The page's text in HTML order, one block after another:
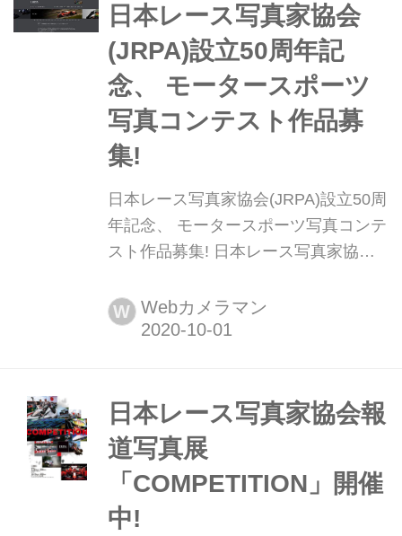
日本レース写真家協会
(JRPA)設立50周年記
念、 モータースポーツ
写真コンテスト作品募
集!
日本レース写真家協会(JRPA)設立50周
年記念、 モータースポーツ写真コンテ
スト作品募集! 日本レース写真家協会
設立50周年を迎える事を記念したモー
タースポーツ写真コンテストを開催す
W Webカメラマン
日本レース写真家協会報
道写真展
「COMPETITION」開催
中!